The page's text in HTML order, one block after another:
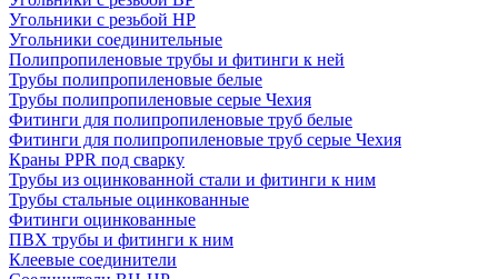
Угольники с резьбой НР
Угольники соединительные
Полипропиленовые трубы и фитинги к ней
Трубы полипропиленовые белые
Трубы полипропиленовые серые Чехия
Фитинги для полипропиленовые труб белые
Фитинги для полипропиленовые труб серые Чехия
Краны PPR под сварку
Трубы из оцинкованной стали и фитинги к ним
Трубы стальные оцинкованные
Фитинги оцинкованные
ПВХ трубы и фитинги к ним
Клеевые соединители